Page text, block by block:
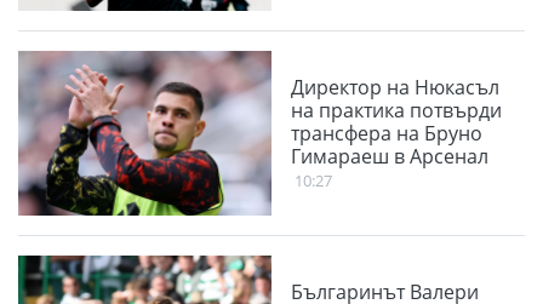
Директор на Нюкасъл
на практика потвърди
трансфера на Бруно
Гимараеш в Арсенал
10:27
Българинът Валери